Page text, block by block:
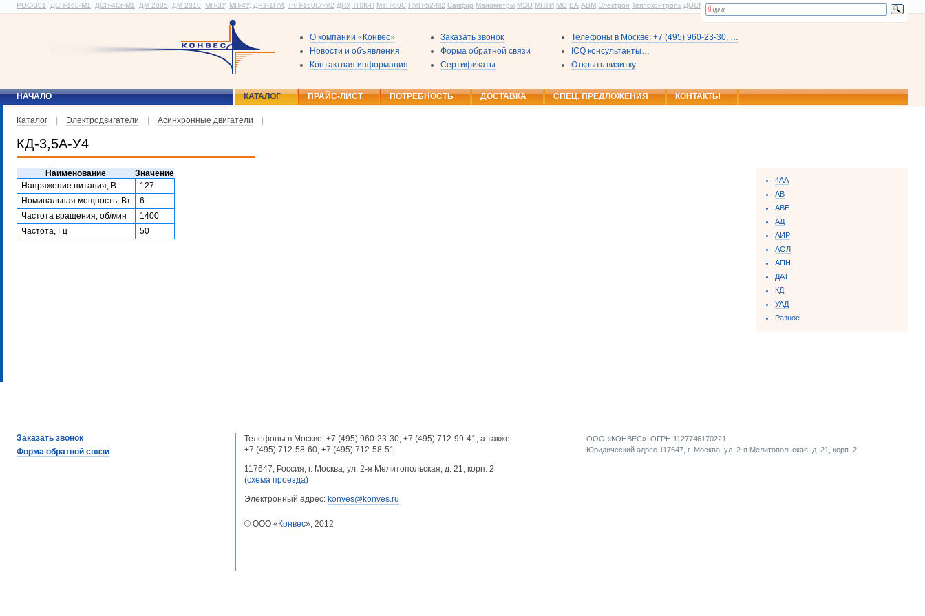
РОС-301 ДСП-160-М1 ДСП-4Сг-М1 ДМ 2005 ДМ 2010 МП-3У, МП-4У, ДРУ-1ПМ ТКП-160Сг-М2 ДПУ ТНЖ-Н МТП-60С НМП-52-М2 Сапфир Манометры МЭО МПТИ МО ВА АВМ Электрон Теплоконтроль ДОСМ
О компании «Конвес»
Новости и объявления
Контактная информация
Заказать звонок
Форма обратной связи
Сертификаты
Телефоны в Москве: +7 (495) 960-23-30, …
ICQ консультанты…
Открыть визитку
НАЧАЛО КАТАЛОГ ПРАЙС-ЛИСТ ПОТРЕБНОСТЬ ДОСТАВКА СПЕЦ. ПРЕДЛОЖЕНИЯ КОНТАКТЫ
Каталог Электродвигатели Асинхронные двигатели
КД-3,5А-У4
Наименование
Значение
Напряжение питания, В
127
Номинальная мощность, Вт
6
Частота вращения, об/мин
1400
Частота, Гц
50
4АА
АВ
ABE
AД
АИР
АОЛ
АПН
ДАТ
КД
УАД
Разное
Заказать звонок
Форма обратной связи
Телефоны в Москве: +7 (495) 960-23-30, +7 (495) 712-99-41, а также:
+7 (495) 712-58-60, +7 (495) 712-58-51
117647, Россия, г. Москва, ул. 2-я Мелитопольская, д. 21, корп. 2
(схема проезда)
Электронный адрес: konves@konves.ru
© ООО « Конвес», 2012
ООО «КОНВЕС». ОГРН 1127746170221.
Юридический адрес 117647, г. Москва, ул. 2-я Мелитопольская, д. 21, корп. 2